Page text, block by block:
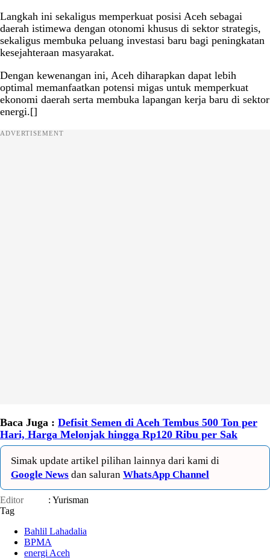
Langkah ini sekaligus memperkuat posisi Aceh sebagai
daerah istimewa dengan otonomi khusus di sektor strategis,
sekaligus membuka peluang investasi baru bagi peningkatan
kesejahteraan masyarakat.
Dengan kewenangan ini, Aceh diharapkan dapat lebih
optimal memanfaatkan potensi migas untuk memperkuat
ekonomi daerah serta membuka lapangan kerja baru di sektor
energi.[]
ADVERTISEMENT
Baca Juga : Defisit Semen di Aceh Tembus 500 Ton per
Hari, Harga Melonjak hingga Rp120 Ribu per Sak
Simak update artikel pilihan lainnya dari kami di
Google News dan saluran WhatsApp Channel
Editor
: Yurisman
Tag
Bahlil Lahadalia
BPMA
energi Aceh